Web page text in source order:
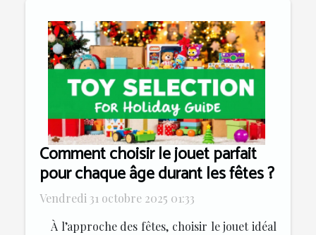
Comment choisir le jouet parfait
pour chaque âge durant les fêtes ?
Vendredi 31 octobre 2025 01:33
À l’approche des fêtes, choisir le jouet idéal